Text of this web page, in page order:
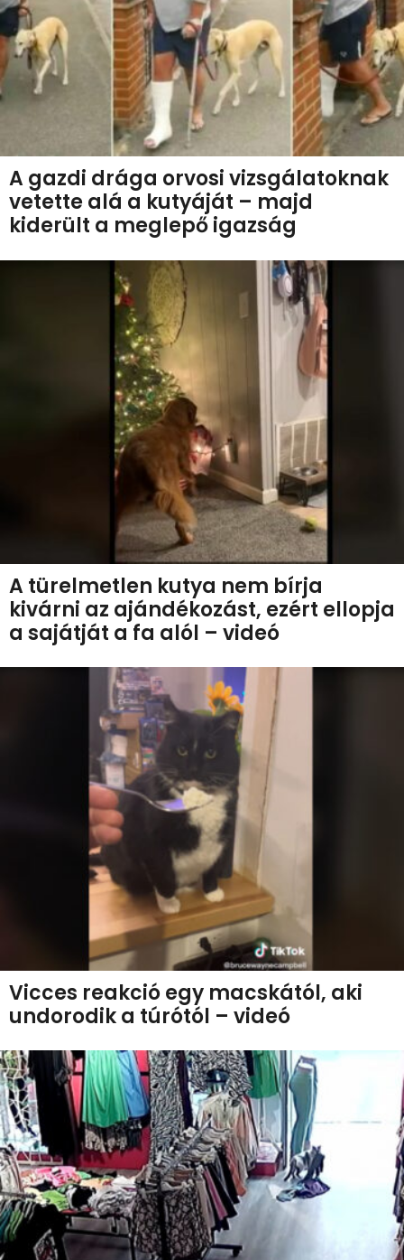
A gazdi drága orvosi vizsgálatoknak
vetette alá a kutyáját – majd
kiderült a meglepő igazság
A türelmetlen kutya nem bírja
kivárni az ajándékozást, ezért ellopja
a sajátját a fa alól – videó
Vicces reakció egy macskától, aki
undorodik a túrótól – videó